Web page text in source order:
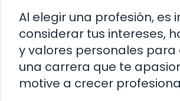
Al elegir una profesión, es
considerar tus intereses,
y valores personales
una carrera que te
motive a crecer